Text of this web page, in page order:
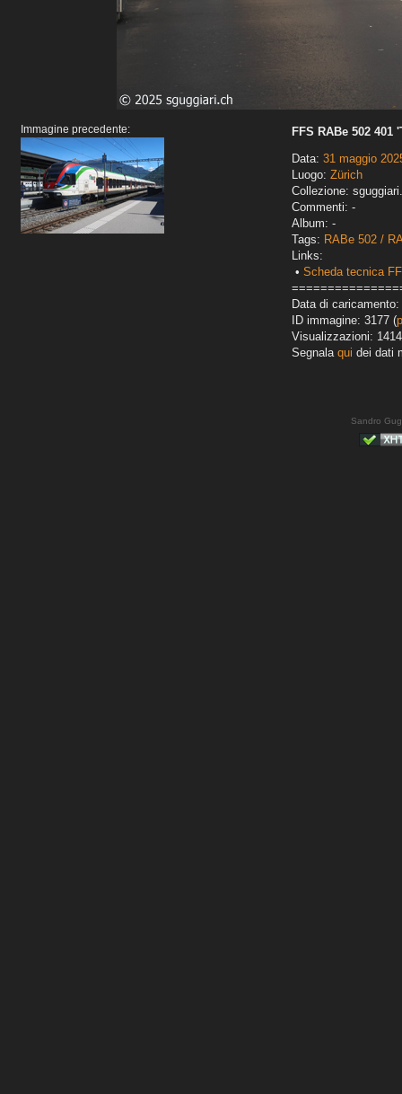
Immagine precedente:
FFS RABe 502 401
Data: 31 maggio
Luogo: Zürich
Collezione:
Commenti: -
Album: -
Tags: RABe 502 /
Links:
• Scheda tecnica
Data di
ID immagine: 3177 (
Visualizzazioni: 1414
Segnala qui dei dati
Sandro